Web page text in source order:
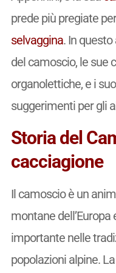
prede più pregiate
selvaggina. In
del camoscio, le sue
organolettiche, e i
suggerimenti per gli
Storia del
cacciagione
Il camoscio è un
montane
importante nelle
popolazioni alpine.